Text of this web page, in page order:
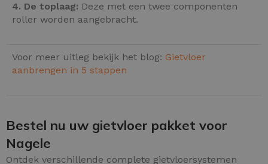
4. De toplaag: Deze met een twee componenten
roller worden aangebracht.
Voor meer uitleg bekijk het blog: Gietvloer
aanbrengen in 5 stappen
Bestel nu uw gietvloer pakket voor
Nagele
Ontdek verschillende complete gietvloersystemen